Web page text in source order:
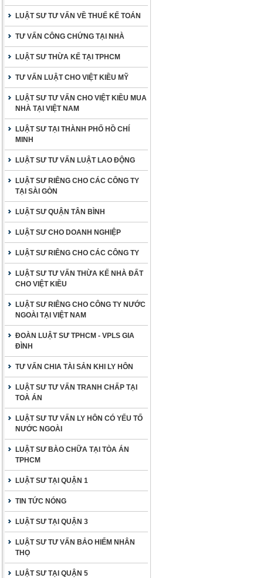
LUẬT SƯ TƯ VẤN VỀ THUẾ KẾ TOÁN
TƯ VẤN CÔNG CHỨNG TẠI NHÀ
LUẬT SƯ THỪA KẾ TẠI TPHCM
TƯ VẤN LUẬT CHO VIỆT KIỀU MỸ
LUẬT SƯ TƯ VẤN CHO VIỆT KIỀU MUA
NHÀ TẠI VIỆT NAM
LUẬT SƯ TẠI THÀNH PHỐ HỒ CHÍ
MINH
LUẬT SƯ TƯ VẤN LUẬT LAO ĐỘNG
LUẬT SƯ RIÊNG CHO CÁC CÔNG TY
TẠI SÀI GÒN
LUẬT SƯ QUẬN TÂN BÌNH
LUẬT SƯ CHO DOANH NGHIỆP
LUẬT SƯ RIÊNG CHO CÁC CÔNG TY
LUẬT SƯ TƯ VẤN THỪA KẾ NHÀ ĐẤT
CHO VIỆT KIỀU
LUẬT SƯ RIÊNG CHO CÔNG TY NƯỚC
NGOÀI TẠI VIỆT NAM
ĐOÀN LUẬT SƯ TPHCM - VPLS GIA
ĐÌNH
TƯ VẤN CHIA TÀI SẢN KHI LY HÔN
LUẬT SƯ TƯ VẤN TRANH CHẤP TẠI
TOÀ ÁN
LUẬT SƯ TƯ VẤN LY HÔN CÓ YẾU TỐ
NƯỚC NGOÀI
LUẬT SƯ BÀO CHỮA TẠI TÒA ÁN
TPHCM
LUẬT SƯ TẠI QUẬN 1
TIN TỨC NÓNG
LUẬT SƯ TẠI QUẬN 3
LUẬT SƯ TƯ VẤN BẢO HIỂM NHÂN
THỌ
LUẬT SƯ TẠI QUẬN 5